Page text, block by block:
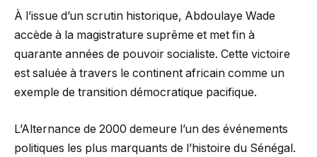
À l’issue d’un scrutin historique, Abdoulaye Wade
accède à la magistrature suprême et met fin à
quarante années de pouvoir socialiste. Cette victoire
est saluée à travers le continent africain comme un
exemple de transition démocratique pacifique.
L’Alternance de 2000 demeure l’un des événements
politiques les plus marquants de l’histoire du Sénégal.